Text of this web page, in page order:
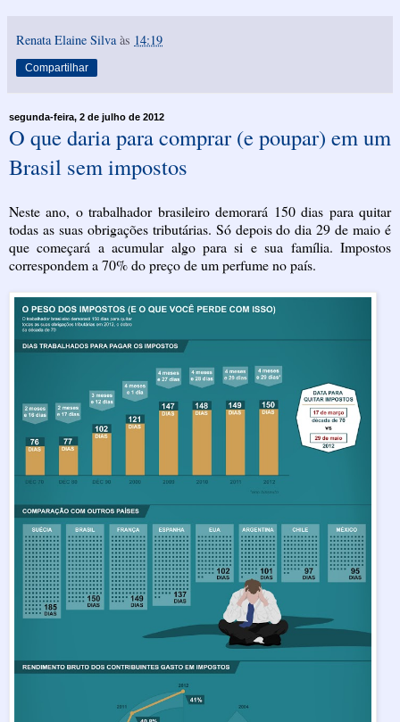
Renata Elaine Silva às 14:19
Compartilhar
segunda-feira, 2 de julho de 2012
O que daria para comprar (e poupar) em um
Brasil sem impostos
Neste ano, o trabalhador brasileiro demorará 150 dias para quitar
todas as suas obrigações tributárias. Só depois do dia 29 de maio é
que começará a acumular algo para si e sua família. Impostos
correspondem a 70% do preço de um perfume no país.